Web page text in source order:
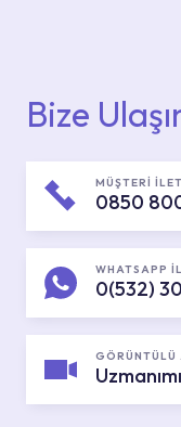
Bize
MÜŞTERİ
0850
WHATSAPP
0(532)
GÖRÜNTÜLÜ